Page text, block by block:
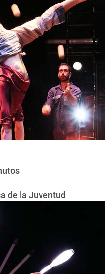
de la Juventud